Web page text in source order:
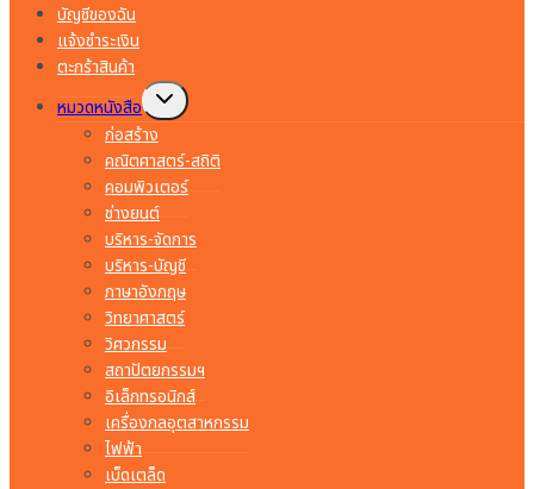
บัญชีของฉัน
แจ้งชำระเงิน
ตะกร้าสินค้า
หมวดหนังสือ
Toggle
child
menu
ก่อสร้าง
คณิตศาสตร์-สถิติ
คอมพิวเตอร์
ช่างยนต์
บริหาร-จัดการ
บริหาร-บัญชี
ภาษาอังกฤษ
วิทยาศาสตร์
วิศวกรรม
สถาปัตยกรรมฯ
อิเล็กทรอนิกส์
เครื่องกลอุตสาหกรรม
ไฟฟ้า
เบ็ดเตล็ด